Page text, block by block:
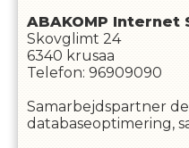
ABAKOMP Internet
Skovglimt 24
6340 krusaa
Telefon: 96909090
Samarbejdspartner
databaseoptimering,